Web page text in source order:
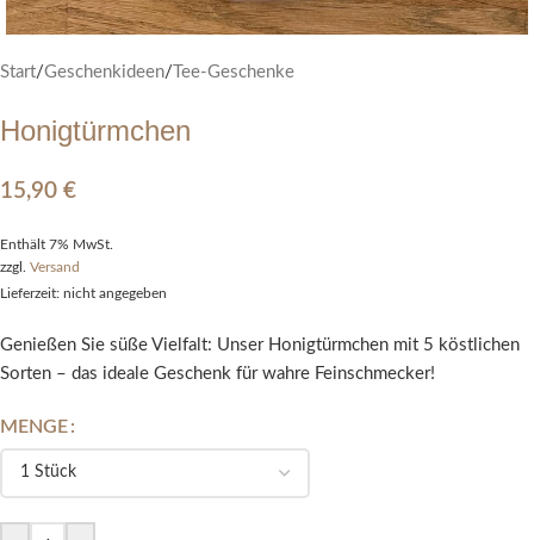
Start/Geschenkideen/ Tee-Geschenke
Honigtürmchen
15,90 €
Enthält 7% MwSt.
zzgl. Versand
Lieferzeit: nicht angegeben
Genießen Sie süße Vielfalt: Unser Honigtürmchen mit 5 köstlichen
Sorten – das ideale Geschenk für wahre Feinschmecker!
MENGE
Alternative: